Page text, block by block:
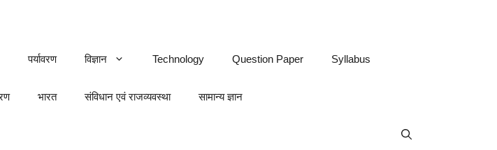
पर्यावरण विज्ञान Technology Question Paper Syllabus
भारत संविधान एवं राजव्यवस्था सामान्य ज्ञान